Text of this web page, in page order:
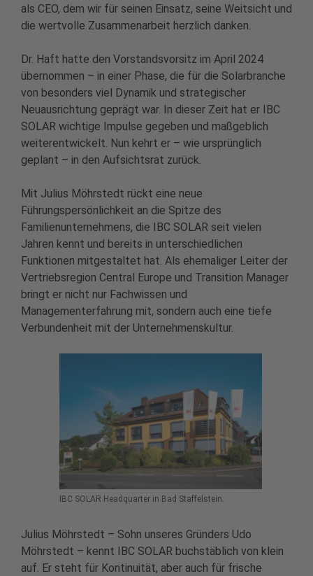
als CEO, dem wir für seinen Einsatz, seine Weitsicht und
die wertvolle Zusammenarbeit herzlich danken.
Dr. Haft hatte den Vorstandsvorsitz im April 2024
übernommen – in einer Phase, die für die Solarbranche
von besonders viel Dynamik und strategischer
Neuausrichtung geprägt war. In dieser Zeit hat er IBC
SOLAR wichtige Impulse gegeben und maßgeblich
weiterentwickelt. Nun kehrt er – wie ursprünglich
geplant – in den Aufsichtsrat zurück.
Mit Julius Möhrstedt rückt eine neue
Führungspersönlichkeit an die Spitze des
Familienunternehmens, die IBC SOLAR seit vielen
Jahren kennt und bereits in unterschiedlichen
Funktionen mitgestaltet hat. Als ehemaliger Leiter der
Vertriebsregion Central Europe und Transition Manager
bringt er nicht nur Fachwissen und
Managementerfahrung mit, sondern auch eine tiefe
Verbundenheit mit der Unternehmenskultur.
IBC SOLAR Headquarter in Bad Staffelstein.
Julius Möhrstedt – Sohn unseres Gründers Udo
Möhrstedt – kennt IBC SOLAR buchstäblich von klein
auf. Er steht für Kontinuität, aber auch für frische